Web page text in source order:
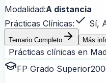
Modalidad:A distancia
Prácticas Clínicas:
Sí,
Temario Completo Más
Prácticas clínicas en
FP Grado Superior